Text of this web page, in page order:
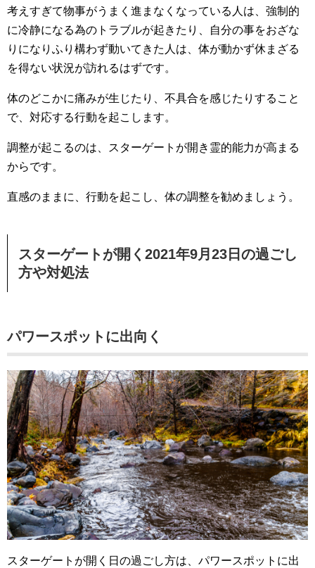
考えすぎて物事がうまく進まなくなっている人は、強制的
に冷静になる為のトラブルが起きたり、自分の事をおざな
りになりふり構わず動いてきた人は、体が動かず休まざる
を得ない状況が訪れるはずです。
体のどこかに痛みが生じたり、不具合を感じたりすること
で、対応する行動を起こします。
調整が起こるのは、スターゲートが開き霊的能力が高まる
からです。
直感のままに、行動を起こし、体の調整を勧めましょう。
スターゲートが開く2021年9月23日の過ごし
方や対処法
パワースポットに出向く
スターゲートが開く日の過ごし方は、パワースポットに出